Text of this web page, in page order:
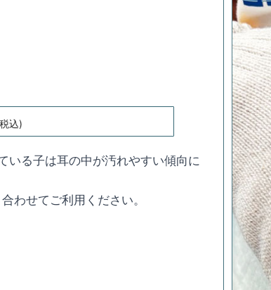
込)
いる子は耳の中が汚れやすい傾向に
わせてご利用ください。